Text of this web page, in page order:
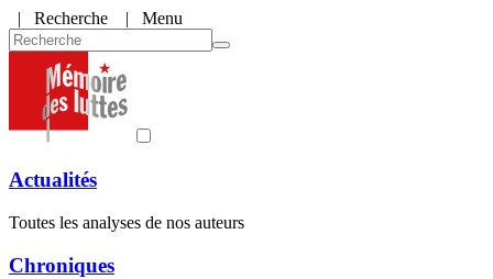
| Recherche | Menu
Actualités
Toutes les analyses de nos auteurs
Chroniques